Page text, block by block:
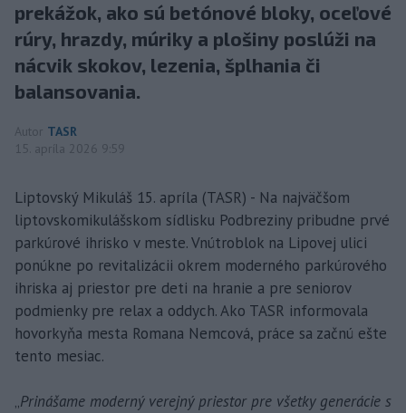
prekážok, ako sú betónové bloky, oceľové
rúry, hrazdy, múriky a plošiny poslúži na
nácvik skokov, lezenia, šplhania či
balansovania.
Autor TASR
15. apríla 2026 9:59
Liptovský Mikuláš 15. apríla (TASR) - Na najväčšom
liptovskomikulášskom sídlisku Podbreziny pribudne prvé
parkúrové ihrisko v meste. Vnútroblok na Lipovej ulici
ponúkne po revitalizácii okrem moderného parkúrového
ihriska aj priestor pre deti na hranie a pre seniorov
podmienky pre relax a oddych. Ako TASR informovala
hovorkyňa mesta Romana Nemcová, práce sa začnú ešte
tento mesiac.
„Prinášame moderný verejný priestor pre všetky generácie s